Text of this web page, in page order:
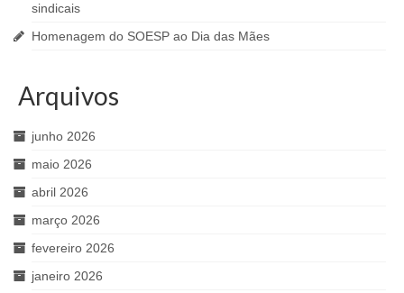
sindicais
Homenagem do SOESP ao Dia das Mães
Arquivos
junho 2026
maio 2026
abril 2026
março 2026
fevereiro 2026
janeiro 2026